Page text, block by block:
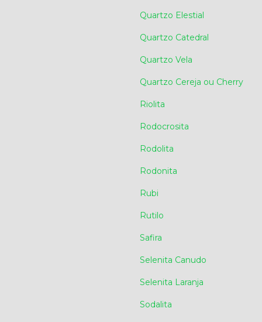
Quartzo Elestial
Quartzo Catedral
Quartzo Vela
Quartzo Cereja ou Cherry
Riolita
Rodocrosita
Rodolita
Rodonita
Rubi
Rutilo
Safira
Selenita Canudo
Selenita Laranja
Sodalita